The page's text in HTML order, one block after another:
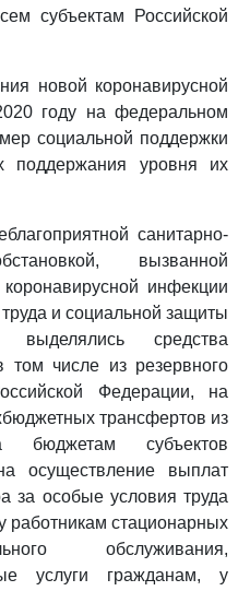
субъектам Российской
новой коронавирусной
году на федеральном
социальной поддержки
поддержания уровня их
санитарно-
вызванной
инфекции
и социальной защиты
выделялись средства
числе из резервного
Федерации, на
трансфертов из
бюджетам субъектов
осуществление выплат
за особые условия труда
работникам стационарных
обслуживания,
услуги гражданам, у